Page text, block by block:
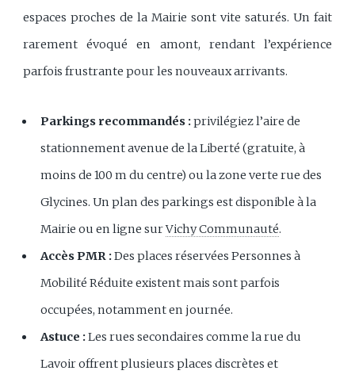
espaces proches de la Mairie sont vite saturés. Un fait
rarement évoqué en amont, rendant l’expérience
parfois frustrante pour les nouveaux arrivants.
Parkings recommandés :privilégiez l’aire de
stationnement avenue de la Liberté (gratuite, à
moins de 100 m du centre) ou la zone verte rue des
Glycines. Un plan des parkings est disponible à la
Mairie ou en ligne surVichy Communauté.
Accès PMR :Des places réservées Personnes à
Mobilité Réduite existent mais sont parfois
occupées, notamment en journée.
Astuce :Les rues secondaires comme la rue du
Lavoir offrent plusieurs places discrètes et